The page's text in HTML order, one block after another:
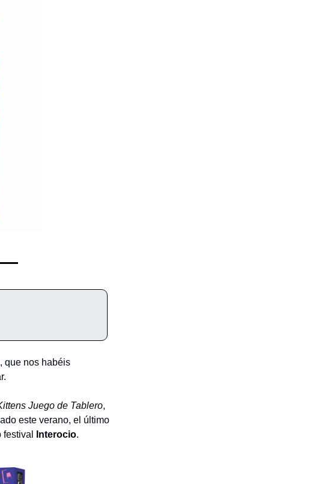
, que nos habéis
Juego de Tablero,
este verano, el último
Interocio.